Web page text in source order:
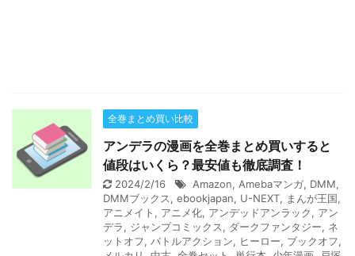
全巻まとめ買い比較
アンデラの漫画を全巻まとめ買いすると
値段はいくら？最安値も徹底調査！
2024/2/16 Amazon, Amebaマンガ, DMM,
DMMブックス, ebookjapan, U-NEXT, まんが王国,
アニメイト , アニメ化, アンデッドアンラック, アン
デラ, ジャンプコミックス, ダークファンタジー, ネ
ットオフ, バトルアクション, ヒーロー, ブックオフ,